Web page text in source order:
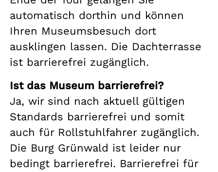
automatisch dorthin und können
Ihren Museumsbesuch dort
ausklingen lassen. Die Dachterrasse
ist barrierefrei zugänglich.
Ist das Museum barrierefrei?
Ja, wir sind nach aktuell gültigen
Standards barrierefrei und somit
auch für Rollstuhlfahrer zugänglich.
Die Burg Grünwald ist leider nur
bedingt barrierefrei. Barrierefrei für